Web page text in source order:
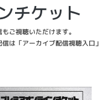
チケット
ご視聴いただけます。
は「アーカイブ配信視聴入口」